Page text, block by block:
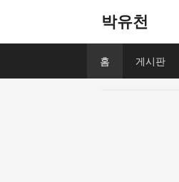
박유천
홈 게시판